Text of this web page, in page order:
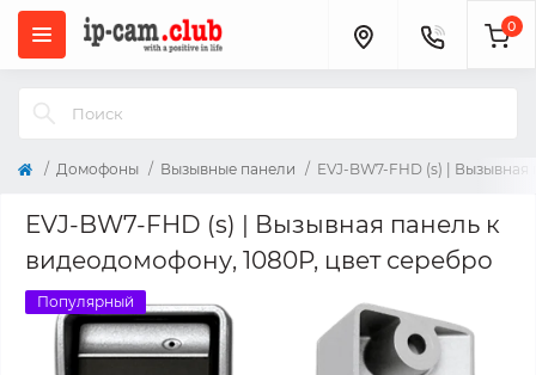
0
Домофоны Вызывные панели EVJ-BW7-FHD (s) |
EVJ-BW7-FHD (s) | Вызывная панель к
видеодомофону, 1080P, цвет серебро
Популярный